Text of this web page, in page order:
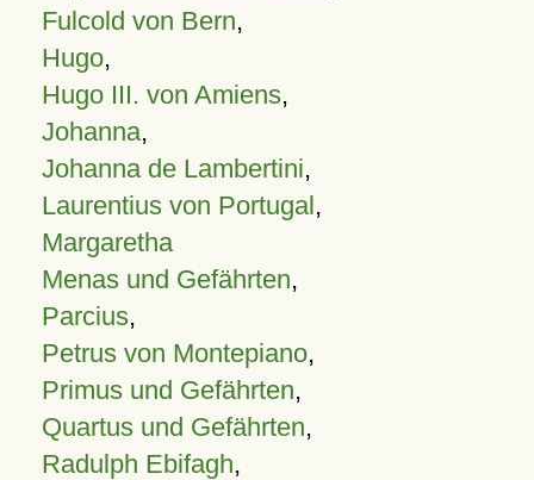
Fulcold von Bern,
Hugo,
Hugo III. von Amiens,
Johanna,
Johanna de Lambertini,
Laurentius von Portugal,
Margaretha
Menas und Gefährten,
Parcius,
Petrus von Montepiano,
Primus und Gefährten,
Quartus und Gefährten,
Radulph Ebifagh,